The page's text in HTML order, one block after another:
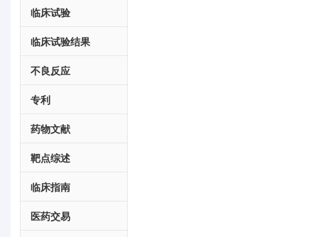
临床试验
临床试验结果
不良反应
专利
药物文献
靶点综述
临床指南
医药交易